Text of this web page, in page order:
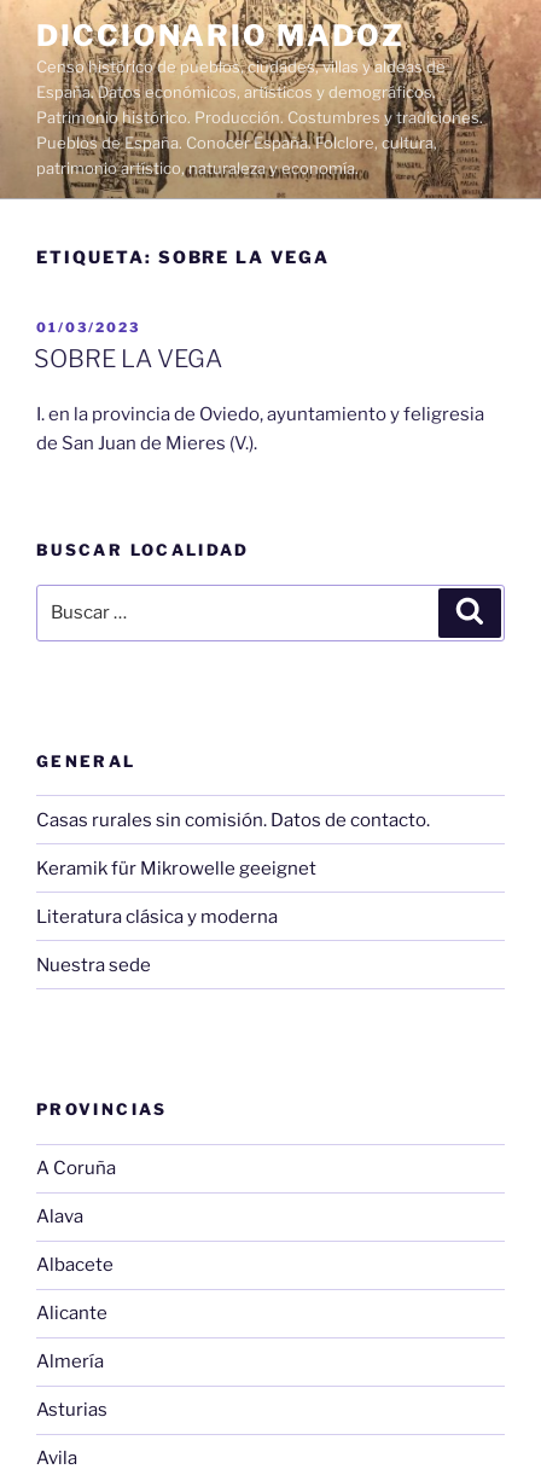
contenido
DICCIONARIO MADOZ
Censo histórico de pueblos, ciudades, villas y aldeas de
España. Datos económicos, artísticos y demográficos.
Patrimonio histórico. Producción. Costumbres y tradiciones.
Pueblos de España. Conocer España. Folclore, cultura,
patrimonio artístico, naturaleza y economía.
ETIQUETA: SOBRE LA VEGA
PUBLICADO
EL
01/03/2023
SOBRE LA VEGA
I. en la provincia de Oviedo, ayuntamiento y feligresia
de San Juan de Mieres (V.).
BUSCAR LOCALIDAD
por:
GENERAL
Casas rurales sin comisión. Datos de contacto.
Keramik für Mikrowelle geeignet
Literatura clásica y moderna
Nuestra sede
PROVINCIAS
A Coruña
Alava
Albacete
Alicante
Almería
Asturias
Avila